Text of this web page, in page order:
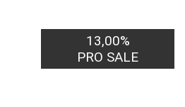
13,00%
PRO SALE